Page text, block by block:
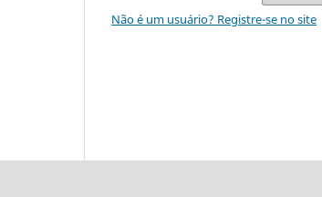
Não é um usuário? Registre-se no site